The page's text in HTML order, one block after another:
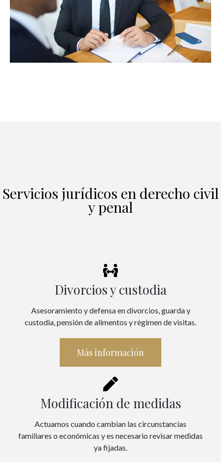
Servicios jurídicos en derecho civil
y penal
Divorcios y custodia
Asesoramiento y defensa en divorcios, guarda y
custodia, pensión de alimentos y régimen de visitas.
Más información
Modificación de medidas
Actuamos cuando cambian las circunstancias
familiares o económicas y es necesario revisar medidas
ya fijadas.